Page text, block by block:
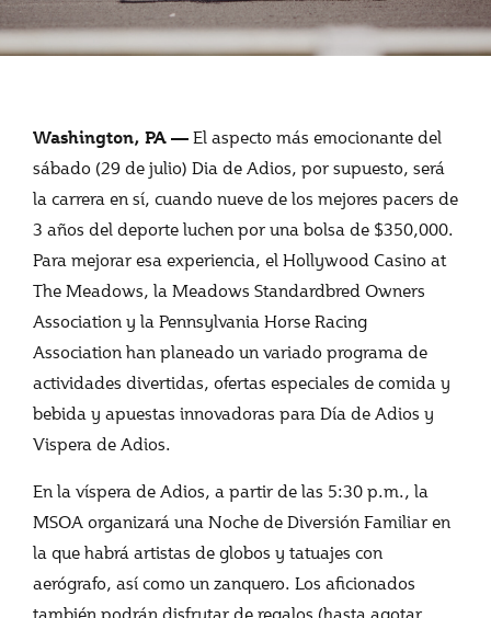
Washington, PA — El aspecto más emocionante del
sábado (29 de julio) Dia de Adios, por supuesto, será
la carrera en sí, cuando nueve de los mejores pacers de
3 años del deporte luchen por una bolsa de $350,000.
Para mejorar esa experiencia, el Hollywood Casino at
The Meadows, la Meadows Standardbred Owners
Association y la Pennsylvania Horse Racing
Association han planeado un variado programa de
actividades divertidas, ofertas especiales de comida y
bebida y apuestas innovadoras para Día de Adios y
Vispera de Adios.
En la víspera de Adios, a partir de las 5:30 p.m., la
MSOA organizará una Noche de Diversión Familiar en
la que habrá artistas de globos y tatuajes con
aerógrafo, así como un zanquero. Los aficionados
también podrán disfrutar de regalos (hasta agotar